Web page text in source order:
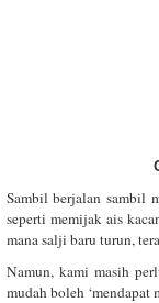
Sambil berjalan sambil
seperti memijak ais
mana salji baru turun,
Namun, kami masih
mudah boleh ‘mendapat